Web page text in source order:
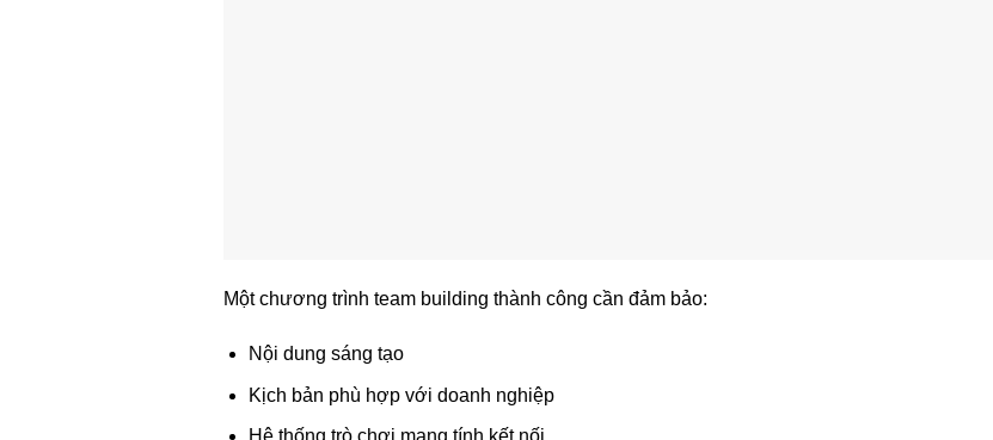
Một chương trình team building thành công cần đảm bảo:
Nội dung sáng tạo
Kịch bản phù hợp với doanh nghiệp